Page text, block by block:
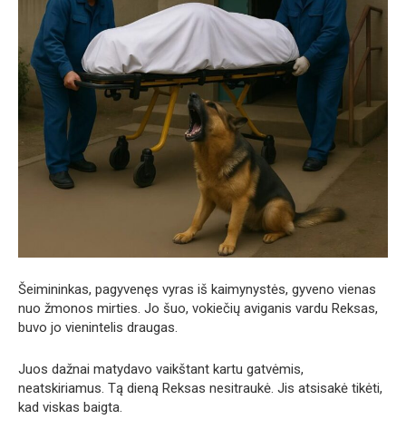
Šeimininkas, pagyvenęs vyras iš kaimynystės, gyveno vienas
nuo žmonos mirties. Jo šuo, vokiečių aviganis vardu Reksas,
buvo jo vienintelis draugas.
Juos dažnai matydavo vaikštant kartu gatvėmis,
neatskiriamus. Tą dieną Reksas nesitraukė. Jis atsisakė tikėti,
kad viskas baigta.